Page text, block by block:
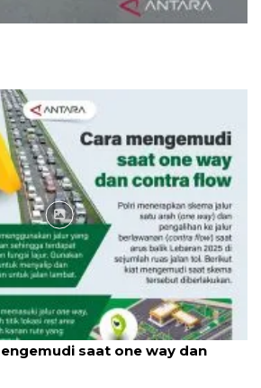
contraflow Tol Jagorawi
saat one way dan